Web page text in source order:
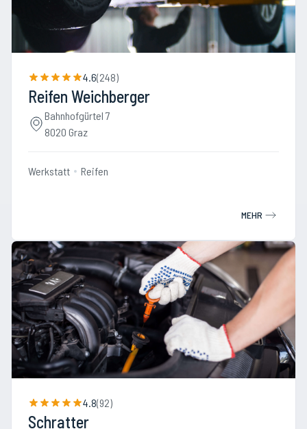
4.6(248)
Reifen Weichberger
Bahnhofgürtel 7
8020 Graz
Werkstatt Reifen
MEHR
4.8(92)
Schratter